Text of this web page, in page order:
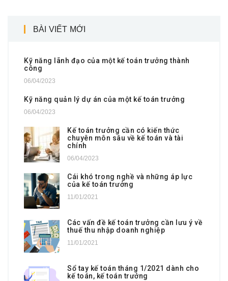
BÀI VIẾT MỚI
Kỹ năng lãnh đạo của một kế toán trưởng thành
công
06/04/2023
Kỹ năng quản lý dự án của một kế toán trưởng
06/04/2023
Kế toán trưởng cần có kiến thức
chuyên môn sâu về kế toán và tài
chính
06/04/2023
Cái khó trong nghề và những áp lực
của kế toán trưởng
11/01/2021
Các vấn đề kế toán trưởng cần lưu ý về
thuế thu nhập doanh nghiệp
11/01/2021
Sổ tay kế toán tháng 1/2021 dành cho
kế toán, kế toán trưởng